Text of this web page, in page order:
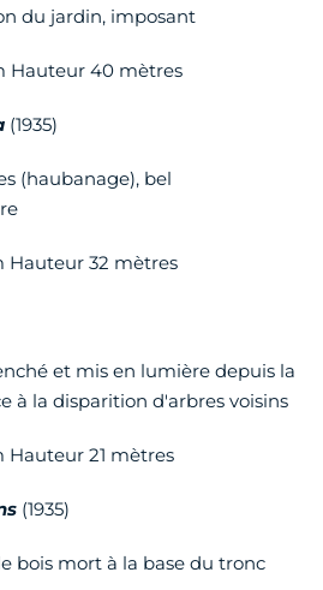
du jardin, imposant
Hauteur 40 mètres
(1935)
(haubanage), bel
Hauteur 32 mètres
et mis en lumière depuis la
à la disparition d'arbres voisins
Hauteur 21 mètres
(1935)
bois mort à la base du tronc